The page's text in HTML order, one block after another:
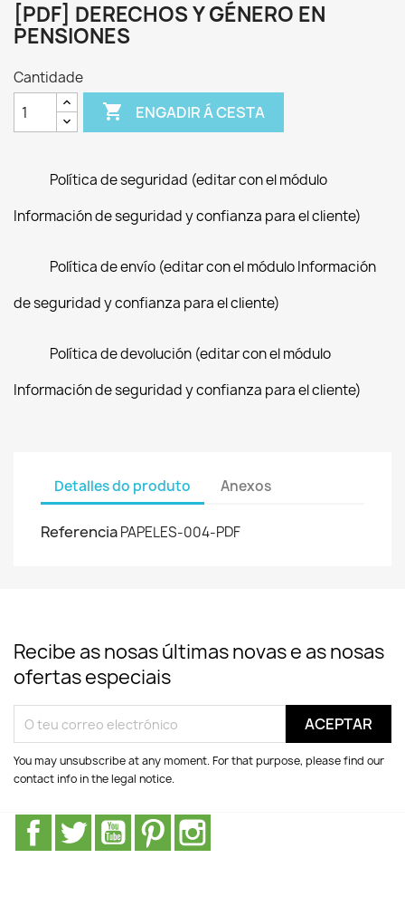
[PDF] DERECHOS Y GÉNERO EN
PENSIONES
Cantidade
 ENGADIR Á CESTA
Política de seguridad (editar con el módulo
Información de seguridad y confianza para el cliente)
Política de envío (editar con el módulo Información
de seguridad y confianza para el cliente)
Política de devolución (editar con el módulo
Información de seguridad y confianza para el cliente)
Detalles do produto Anexos
ReferenciaPAPELES-004-PDF
Recibe as nosas últimas novas e as nosas
ofertas especiais
You may unsubscribe at any moment. For that purpose, please find our
contact info in the legal notice.
Facebook
Twitter YouTubePinterest